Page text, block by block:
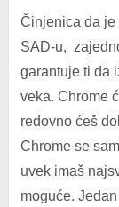
Činjenica da je
SAD-u,
garantuje ti da
veka. Chrome
redovno ćeš
Chrome se
uvek imaš
moguće.